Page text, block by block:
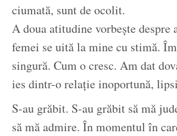
ciumată, sunt de ocolit.
A doua atitudine vorbește despre
femei se uită la mine cu stimă.
singură. Cum o cresc. Am dat
ies dintr-o relație inoportună,
S-au grăbit. S-au grăbit să mă
să mă admire. În momentul în